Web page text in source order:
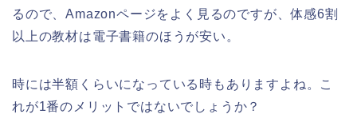
るので、Amazonページをよく見るのですが、体感6割
以上の教材は電子書籍のほうが安い。
時には半額くらいになっている時もありますよね。こ
れが1番のメリットではないでしょうか？